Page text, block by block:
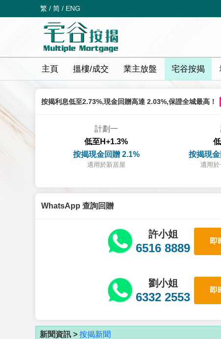
繁 / 简 / ENG
主頁 搵樓/成交 業主放盤 宅谷按揭
按揭利息低至2.73%,現金回贈高達 2.03%,保證全城最高！
計劃一
低至H+1.3%
按揭現金回贈 2.1%
適用於新居屋
按揭現
適用於
WhatsApp 查詢回贈
許小姐
6516 8889
即
劉小姐
6332 2553
即
新聞資訊 > 按揭新聞